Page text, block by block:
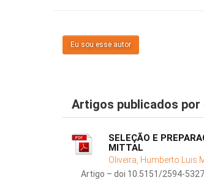
Eu sou esse autor
Artigos publicados
SELEÇÃO E
MITTAL
Oliveira, Humberto Luis
Artigo – doi 10.5151/2594-